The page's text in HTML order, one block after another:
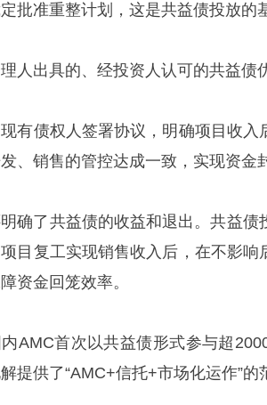
批准重整计划，这是共益债投放的
人出具的、经投资人认可的共益债
有债权人签署协议，明确项目收
、销售的管控达成一致，实现资金
确了共益债的收益和退出。共益
目复工实现销售收入后，在不影响
资金回笼效率。
AMC首次以共益债形式参与超
提供了“AMC+信托+市场化运作”的